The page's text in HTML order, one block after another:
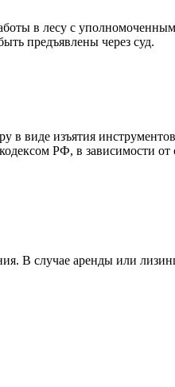
в лесу с
предъявлены через суд.
в виде изъятия
РФ, в зависимости от
В случае аренды или